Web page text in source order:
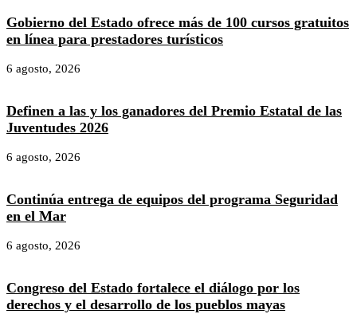
Gobierno del Estado ofrece más de 100 cursos gratuitos
en línea para prestadores turísticos
6 agosto, 2026
Definen a las y los ganadores del Premio Estatal de las
Juventudes 2026
6 agosto, 2026
Continúa entrega de equipos del programa Seguridad
en el Mar
6 agosto, 2026
Congreso del Estado fortalece el diálogo por los
derechos y el desarrollo de los pueblos mayas